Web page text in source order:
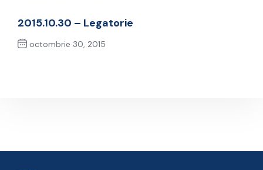
2015.10.30 – Legatorie
octombrie 30, 2015